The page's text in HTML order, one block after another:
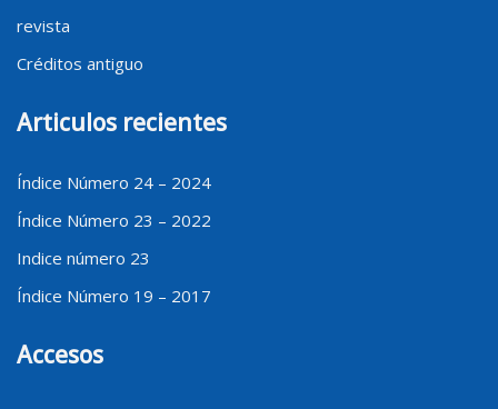
revista
Créditos antiguo
Articulos recientes
Índice Número 24 – 2024
Índice Número 23 – 2022
Indice número 23
Índice Número 19 – 2017
Accesos